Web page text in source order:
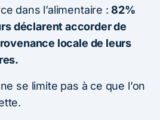
dans l’alimentaire :82%
déclarent accorder de
locale de leurs
se limite pas à ce que l’on